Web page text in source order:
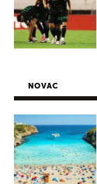
NOVAC